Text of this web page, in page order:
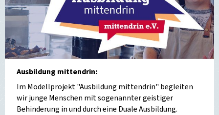
Ausbildung mittendrin:
Im Modellprojekt "Ausbildung mittendrin" begleiten
wir junge Menschen mit sogenannter geistiger
Behinderung in und durch eine Duale Ausbildung.